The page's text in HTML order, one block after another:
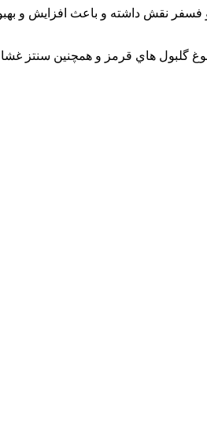
فسفر نقش داشته و باعث افزايش و
گلبول هاي قرمز و همچنين سنتز